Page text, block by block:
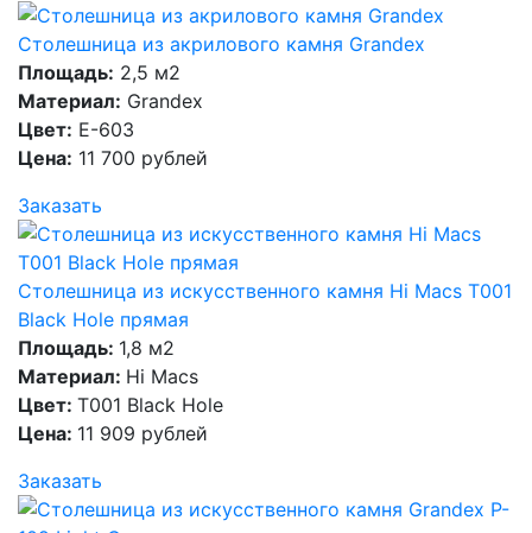
Столешница из акрилового камня Grandex
Площадь: 2,5 м2
Материал: Grandex
Цвет: E-603
Цена: 11 700 рублей
Заказать
Столешница из искусственного камня Hi Macs T001
Black Hole прямая
Площадь: 1,8 м2
Материал: Hi Macs
Цвет: T001 Black Hole
Цена: 11 909 рублей
Заказать